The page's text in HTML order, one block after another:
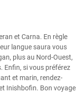
et Carna. En règle
langue saura vous
plus au Nord-Ouest,
Enfin, si vous préférez
et marin, rendez-
Inishbofin. Bon voyage